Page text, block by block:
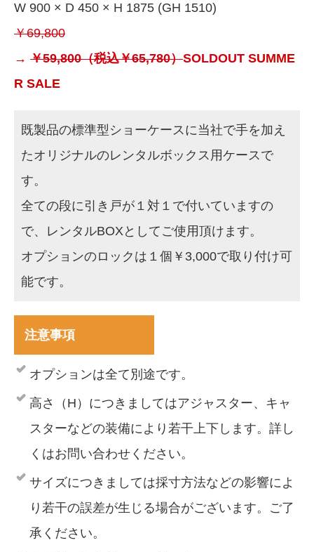
W 900 × D 450 × H 1875 (GH 1510)
￥69,800
→ ￥59,800（税込￥65,780）SOLDOUT SUMME
R SALE
既製品の標準型ショーケースに当社で手を加え
たオリジナルのレンタルボックス用ケースで
す。
全ての段に引き戸が１対１で付いていますの
で、レンタルBOXとしてご使用頂けます。
オプションのロックは１個￥3,000で取り付け可
能です。
注意事項
オプションは全て別途です。
高さ（H）につきましてはアジャスター、キャ
スターなどの装備により若干上下します。詳し
くはお問い合わせください。
サイズにつきましては採寸方法などの影響によ
り若干の誤差が生じる場合がございます。ご了
承ください。